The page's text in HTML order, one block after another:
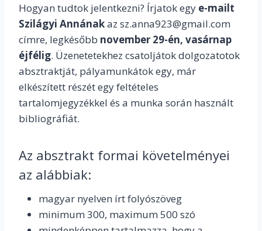
Hogyan tudtok jelentkezni? Írjatok egy e-mailt
Szilágyi Annánakaz sz.anna923@gmail.com
címre, legkésőbb november 29-én, vasárnap
éjfélig. Üzenetetekhez csatoljátok dolgozatotok
absztraktját, pályamunkátok egy, már
elkészített részét egy feltételes
tartalomjegyzékkel és a munka során használt
bibliográfiát.
Az absztrakt formai követelményei
az alábbiak:
magyar nyelven írt folyószöveg
minimum 300, maximum 500 szó